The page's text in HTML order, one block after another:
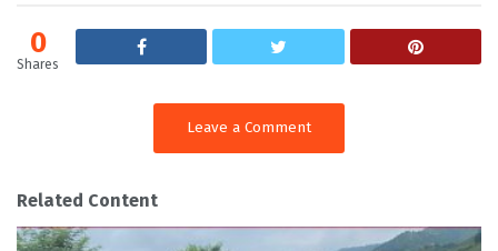
0
Shares
Leave a Comment
Related Content